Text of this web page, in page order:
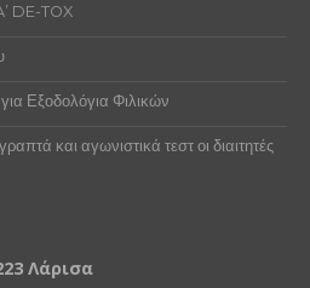
DE-TOX
Εξοδολόγια Φιλικών
και αγωνιστικά τεστ οι διαιτητές
Λάρισα